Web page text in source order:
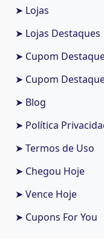
➤ Lojas
➤ Lojas Destaques
➤ Cupom
➤ Cupom
➤ Blog
➤ Política
➤ Termos de Uso
➤ Chegou Hoje
➤ Vence Hoje
➤ Cupons For You